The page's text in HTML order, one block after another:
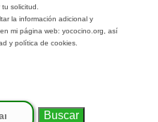
solicitud.
la información adicional y
mi página web: yococino.org, así
y política de cookies.